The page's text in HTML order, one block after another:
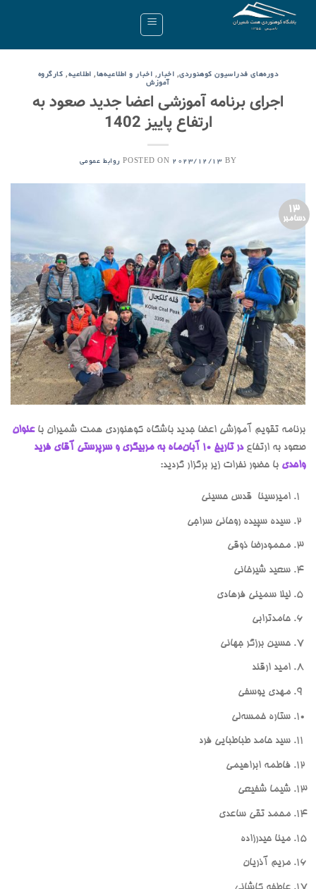
دوره‌های فدراسیون کوهنوردی, اخبار, اخبار و اطلاعیه‌ها, اطلاعیه, کارگروه
آموزش
اجرای برنامه آموزشی اعضا جدید صعود به
ارتفاع پاییز 1402
POSTED ON 2023/12/13 BY روابط عمومی
13
دسامبر
برنامه تقویم آموزشی اعضا جدید باشگاه کوهنوردی همت شمیران باعنوان
صعود به ارتفاع
در تاریخ 10 آبان‌ماه به مربیگری و سرپرستی آقای فرید
واحدی با حضور نفرات زیر برگزار گردید:
امیرسینا قدس حسینی
سیده سپیده روحانی سراجی
محمودرضا ذوقی
سعید شیرخانی
ليلا سميني فرهادي
حامدترابی
حسین برزگر جهانی
امید ارقند
مهدی یوسفی
ستاره خمسه‌لی
سید حامد طباطبایی فرد
فاطمه ابراهیمی
شیما شفیعی
محمد تقی ساعدی
مینا حیدرزاده
مریم آذریان